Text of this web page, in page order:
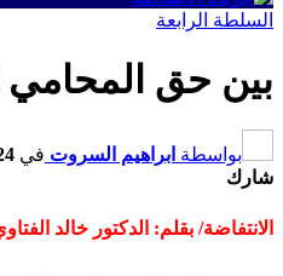
السلطة الرابعة
بين حق المحامي
بواسطة ابراهيم السروت في 24
شارك
الانتفاضة/ بقلم: الدكتور خالد